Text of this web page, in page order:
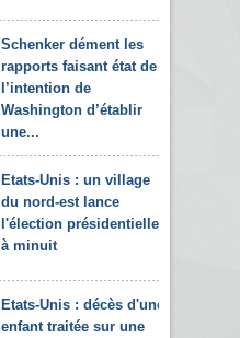
Schenker dément les
rapports faisant état de
l’intention de
Washington d’établir
une...
Etats-Unis : un village
du nord-est lance
l'élection présidentielle
à minuit
Etats-Unis : décès d'une
enfant traitée sur une